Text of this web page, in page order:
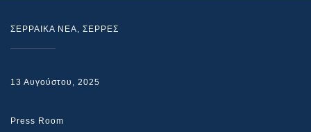
ΣΕΡΡΑΙΚΑ ΝΕΑ, ΣΕΡΡΕΣ
13 Αυγούστου, 2025
Press Room